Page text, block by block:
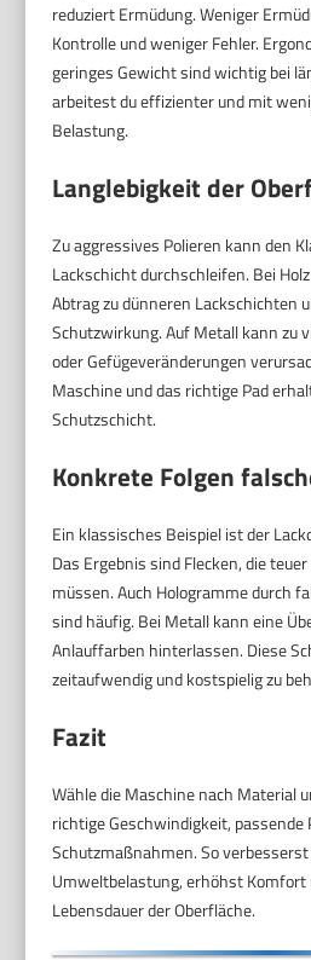
reduziert Ermüdung. Weniger
Kontrolle und weniger Fehler.
geringes Gewicht sind wichtig bei
arbeitest du effizienter und mit
Belastung.
Langlebigkeit der
Zu aggressives Polieren kann den
Lackschicht durchschleifen. Bei
Abtrag zu dünneren Lackschichten
Schutzwirkung. Auf Metall kann zu
oder Gefügeveränderungen
Maschine und das richtige Pad
Schutzschicht.
Konkrete Folgen
Ein klassisches Beispiel ist der
Das Ergebnis sind Flecken, die
müssen. Auch Hologramme durch
sind häufig. Bei Metall kann eine
Anlauffarben hinterlassen. Diese
zeitaufwendig und kostspielig zu
Fazit
Wähle die Maschine nach Material
richtige Geschwindigkeit, passende
Schutzmaßnahmen. So
Umweltbelastung, erhöhst Komfort
Lebensdauer der Oberfläche.